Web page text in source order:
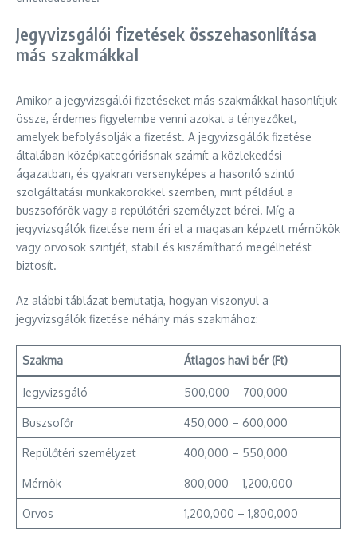
Jegyvizsgálói fizetések összehasonlítása
más szakmákkal
Amikor a jegyvizsgálói fizetéseket más szakmákkal hasonlítjuk
össze, érdemes figyelembe venni azokat a tényezőket,
amelyek befolyásolják a fizetést. A jegyvizsgálók fizetése
általában középkategóriásnak számít a közlekedési
ágazatban, és gyakran versenyképes a hasonló szintű
szolgáltatási munkakörökkel szemben, mint például a
buszsofőrök vagy a repülőtéri személyzet bérei. Míg a
jegyvizsgálók fizetése nem éri el a magasan képzett mérnökök
vagy orvosok szintjét, stabil és kiszámítható megélhetést
biztosít.
Az alábbi táblázat bemutatja, hogyan viszonyul a
jegyvizsgálók fizetése néhány más szakmához:
Szakma Átlagos havi bér (Ft)
Jegyvizsgáló 500,000 – 700,000
Buszsofőr 450,000 – 600,000
Repülőtéri személyzet 400,000 – 550,000
Mérnök 800,000 – 1,200,000
Orvos 1,200,000 – 1,800,000